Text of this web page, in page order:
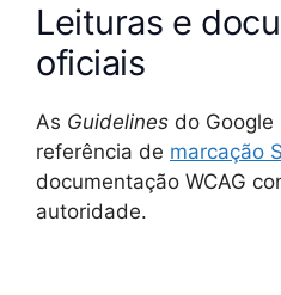
Leituras e
oficiais
As Guidelines do Google
referência de marcação
documentação WCAG
autoridade.